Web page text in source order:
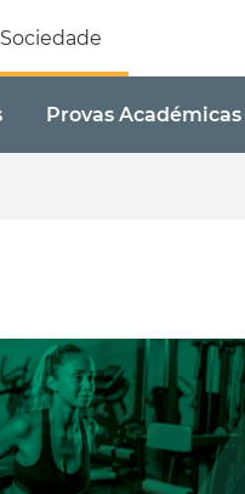
Sociedade
Provas Académicas